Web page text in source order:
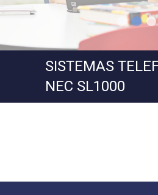
SISTEMAS
NEC SL1000